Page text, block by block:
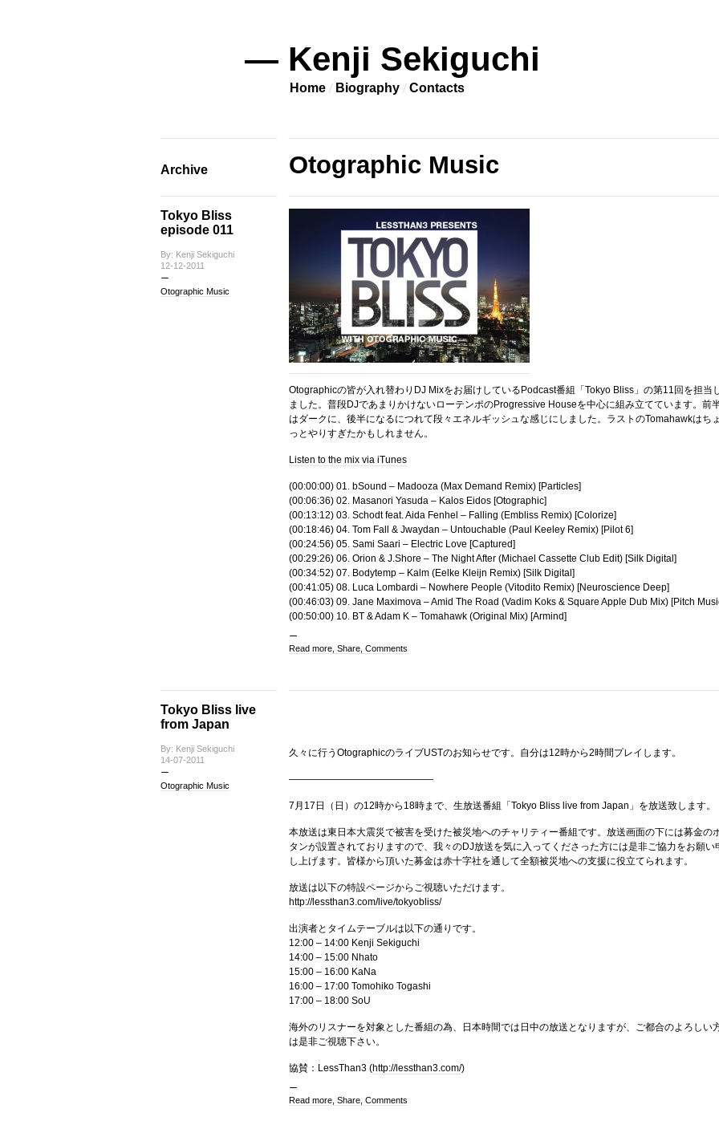
— Kenji Sekiguchi
Home Biography Contacts
Archive Otographic Music
Tokyo Bliss
episode 011
By: Kenji Sekiguchi
12-12-2011
Otographic Music
Otographicの皆が入れ替わりDJ Mixをお届けしているPodcast番組「Tokyo Bliss」の第11回を担当
ました。普段DJであまりかけないローテンポのProgressive Houseを中心に組み立てています。前
はダークに、後半になるにつれて段々エネルギッシュな感じにしました。ラストのTomahawkはちょ
っとやりすぎたかもしれません。
Listen to the mix via iTunes
(00:00:00) 01. bSound – Madooza (Max Demand Remix) [Particles]
(00:06:36) 02. Masanori Yasuda – Kalos Eidos [Otographic]
(00:13:12) 03. Schodt feat. Aida Fenhel – Falling (Embliss Remix) [Colorize]
(00:18:46) 04. Tom Fall & Jwaydan – Untouchable (Paul Keeley Remix) [Pilot 6]
(00:24:56) 05. Sami Saari – Electric Love [Captured]
(00:29:26) 06. Orion & J.Shore – The Night After (Michael Cassette Club Edit) [Silk Digital]
(00:34:52) 07. Bodytemp – Kalm (Eelke Kleijn Remix) [Silk Digital]
(00:41:05) 08. Luca Lombardi – Nowhere People (Vitodito Remix) [Neuroscience Deep]
(00:46:03) 09. Jane Maximova – Amid The Road (Vadim Koks & Square Apple Dub Mix) [Pitch
(00:50:00) 10. BT & Adam K – Tomahawk (Original Mix) [Armind]
Read more, Share, Comments
Tokyo Bliss live
from Japan
By: Kenji Sekiguchi
14-07-2011
Otographic Music
久々に行うOtographicのライブUSTのお知らせです。自分は12時から2時間プレイします。
———————————————
7月17日（日）の12時から18時まで、生放送番組「Tokyo Bliss live from Japan」を放送致します。
本放送は東日本大震災で被害を受けた被災地へのチャリティー番組です。放送画面の下には募金の
タンが設置されておりますので、我々のDJ放送を気に入ってくださった方には是非ご協力をお願い
し上げます。皆様から頂いた募金は赤十字社を通して全額被災地への支援に役立てられます。
放送は以下の特設ページからご視聴いただけます。
http://lessthan3.com/live/tokyobliss/
出演者とタイムテーブルは以下の通りです。
12:00 – 14:00 Kenji Sekiguchi
14:00 – 15:00 Nhato
15:00 – 16:00 KaNa
16:00 – 17:00 Tomohiko Togashi
17:00 – 18:00 SoU
海外のリスナーを対象とした番組の為、日本時間では日中の放送となりますが、ご都合のよろしい
は是非ご視聴下さい。
協賛：LessThan3 (http://lessthan3.com/)
Read more, Share, Comments